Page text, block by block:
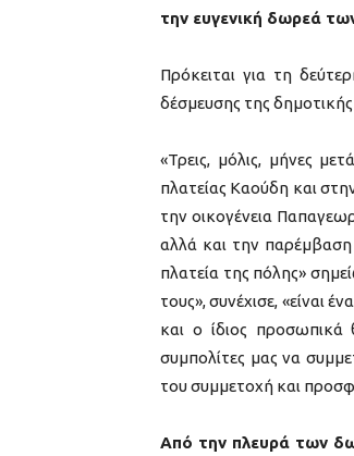
την ευγενική δωρεά
Πρόκειται για τη
δέσμευσης της
«Τρεις, μόλις, μήνες
πλατείας Καούδη και
την οικογένεια
αλλά και την παρέμβαση
πλατεία της πόλης»
τους», συνέχισε, «είναι
και ο ίδιος
συμπολίτες μας να
του συμμετοχή και
Από την πλευρά των